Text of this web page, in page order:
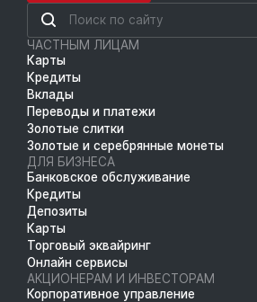
ЧАСТНЫМ ЛИЦАМ
Карты
Кредиты
Вклады
Переводы и платежи
Золотые слитки
Золотые и серебрянные монеты
ДЛЯ БИЗНЕСА
Банковское обслуживание
Кредиты
Депозиты
Карты
Торговый эквайринг
Онлайн сервисы
АКЦИОНЕРАМ И ИНВЕСТОРАМ
Корпоративное управление